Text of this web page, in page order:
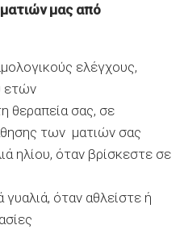
μας από
ελέγχους,
ετών
θεραπεία σας, σε
των ματιών σας
ηλίου, όταν βρίσκεστε σε
όταν αθλείστε ή